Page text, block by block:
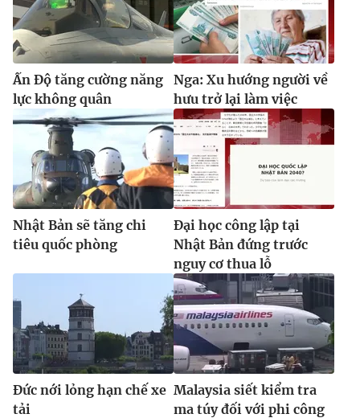
® Cấm sao chép dưới mọi hình thức nếu không có sự chấp
thuận bằng văn bản. Ghi rõ nguồn VTV.vn khi phát hành lại
thông tin từ website này.
Ấn Độ tăng cường năng
lực không quân
Nga: Xu hướng người về
hưu trở lại làm việc
Nhật Bản sẽ tăng chi
tiêu quốc phòng
Đại học công lập tại
Nhật Bản đứng trước
nguy cơ thua lỗ
Đức nới lỏng hạn chế xe
tải
Malaysia siết kiểm tra
ma túy đối với phi công